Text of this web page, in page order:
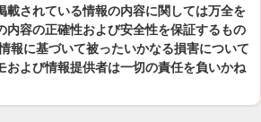
載されている情報の内容に関しては万全を
内容の正確性および安全性を保証するもの
報に基づいて被ったいかなる損害について
および情報提供者は一切の責任を負いかね